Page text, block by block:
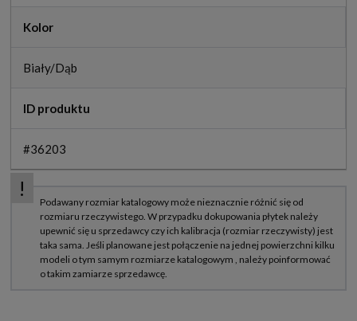
Kolor
Biały/Dąb
ID produktu
#36203